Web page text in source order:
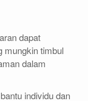
dapat
mungkin timbul
dalam
individu dan